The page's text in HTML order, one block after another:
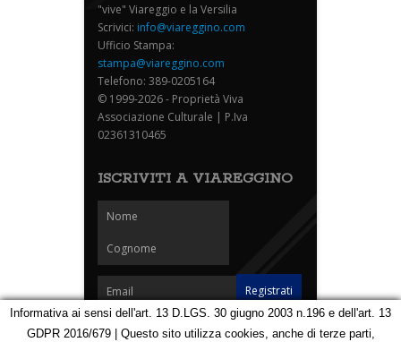
"vive" Viareggio e la Versilia
Scrivici: info@viareggino.com
Ufficio Stampa:
stampa@viareggino.com
Telefono: 389-0205164
© 1999-2026 - Proprietà Viva
Associazione Culturale | P.Iva
02361310465
ISCRIVITI A VIAREGGINO
Informativa ai sensi dell'art. 13 D.LGS. 30 giugno 2003 n.196 e dell'art. 13
GDPR 2016/679 | Questo sito utilizza cookies, anche di terze parti,